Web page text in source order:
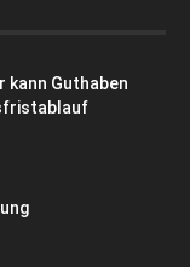
kann Guthaben